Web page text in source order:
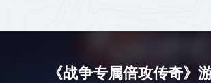
《战争专属倍攻传奇》